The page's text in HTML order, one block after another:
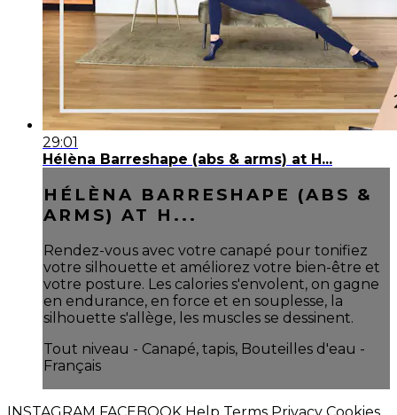
29:01
Hélèna Barreshape (abs & arms) at H...
HÉLÈNA BARRESHAPE (ABS &
ARMS) AT H...
Rendez-vous avec votre canapé pour tonifiez
votre silhouette et améliorez votre bien-être et
votre posture. Les calories s'envolent, on gagne
en endurance, en force et en souplesse, la
silhouette s'allège, les muscles se dessinent.
Tout niveau - Canapé, tapis, Bouteilles d'eau -
Français